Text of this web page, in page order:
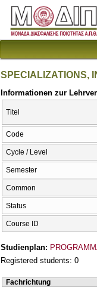
SPECIALIZATIONS,
Informationen zur
Titel
Code
Cycle / Level
Semester
Common
Status
Course ID
Studienplan:
Registered students: 0
Fachrichtung